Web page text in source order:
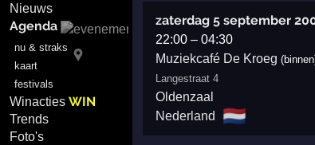
Nieuws
Agenda
nu & straks
kaart
festivals
WinactiesWIN
Trends
Foto's
zaterdag 5 september
22:00– 04:30
Muziekcafé De Kroeg
Langestraat 4
Oldenzaal
Nederland
🇳🇱